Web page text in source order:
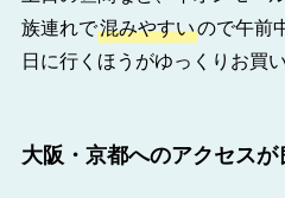
族連れで混みやすいので午前
日に行くほうがゆっくりお買
大阪・京都へのアクセスが